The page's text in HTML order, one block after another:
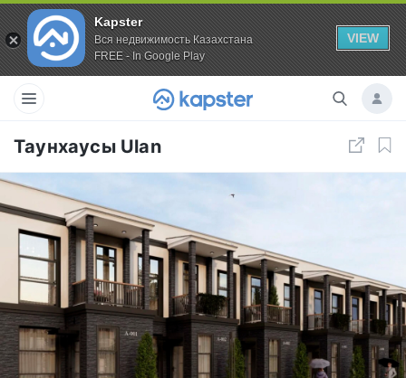
Kapster
Вся недвижимость Казахстана
FREE - In Google Play
VIEW
Таунхаусы Ulan